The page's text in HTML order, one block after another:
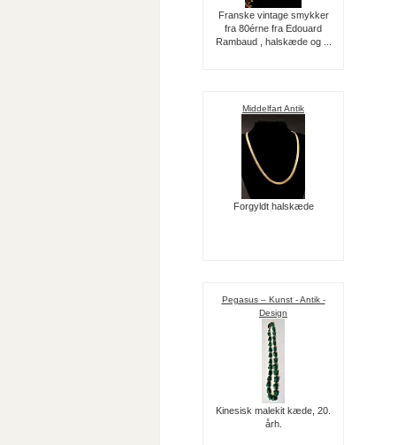
Franske vintage smykker
fra 80érne fra Edouard
Rambaud , halskæde og ...
Middelfart Antik
Forgyldt halskæde
Pegasus – Kunst - Antik -
Design
Kinesisk malekit kæde, 20.
årh.